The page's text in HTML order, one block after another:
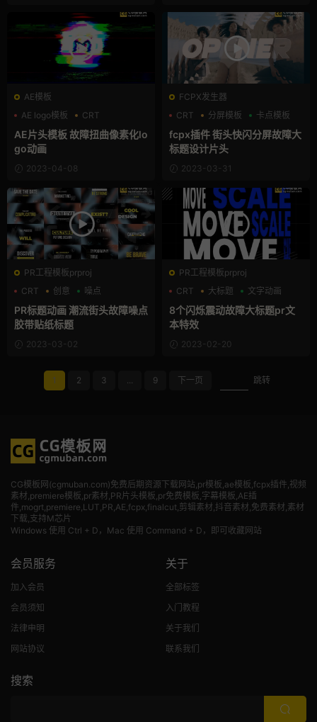
AE模板
AE logo模板
CRT
LOGO动画
AE片头模板 故障扭曲像素化lo
go动画
2023-04-08
FCPX发生器
CRT
分屏模板 卡点模板
fcpx插件 街头快闪分屏故障大
标题设计片头
2023-03-31
PR工程模板prproj
CRT
创意 噪点
PR标题动画 潮流街头故障噪点
胶带贴纸标题
2023-03-02
PR工程模板prproj
CRT
大标题 文字动画
8个闪烁震动故障大标题pr文
本特效
2023-02-20
1 2 3 ... 9 下一页 跳转
CG模板网(cgmuban.com)免费后期资源下载网站,pr模板,ae模板,fcpx插件,视频
素材,premiere模板,pr素材,PR片头模板,pr免费模板,字幕模板,AE插
件,mogrt,premiere,LUT,PR,AE,fcpx,finalcut,剪辑素材,抖音素材,免费素材,素材
下载,支持M芯片
Windows 使用 Ctrl + D，Mac 使用 Command + D，即可收藏网站
会员服务
加入会员
会员须知
法律申明
网站协议
关于
全部标签
入门教程
关于我们
联系我们
搜索